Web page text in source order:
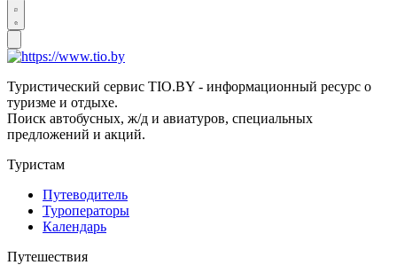
Туристический сервис TIO.BY - информационный ресурс о
туризме и отдыхе.
Поиск автобусных, ж/д и авиатуров, специальных
предложений и акций.
Туристам
Путеводитель
Туроператоры
Календарь
Путешествия